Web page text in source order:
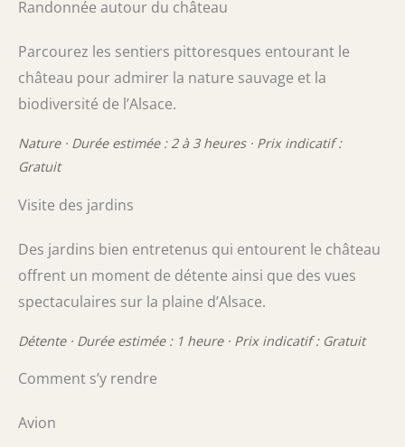
Randonnée autour du château
Parcourez les sentiers pittoresques entourant le
château pour admirer la nature sauvage et la
biodiversité de l’Alsace.
Nature · Durée estimée : 2 à 3 heures · Prix indicatif :
Gratuit
Visite des jardins
Des jardins bien entretenus qui entourent le château
offrent un moment de détente ainsi que des vues
spectaculaires sur la plaine d’Alsace.
Détente · Durée estimée : 1 heure · Prix indicatif : Gratuit
Comment s’y rendre
Avion